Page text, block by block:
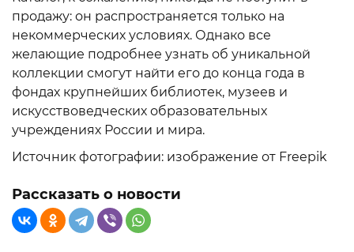
продажу: он распространяется только на
некоммерческих условиях. Однако все
желающие подробнее узнать об уникальной
коллекции смогут найти его до конца года в
фондах крупнейших библиотек, музеев и
искусствоведческих образовательных
учреждениях России и мира.
Источник фотографии: изображение от Freepik
Рассказать о новости